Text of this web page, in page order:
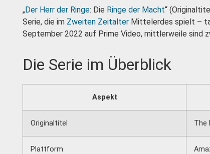
„Der Herr der Ringe: Die Ringe der Macht“
Serie, die im Zweiten Zeitalter Mittelerdes spielt –
September 2022 auf Prime Video, mittlerweile sind
Die Serie im Überblick
Aspekt
Originaltitel The
Plattform